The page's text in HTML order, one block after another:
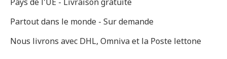
Partout dans le monde - Sur demande
Nous livrons avec DHL, Omniva et la Poste lettone